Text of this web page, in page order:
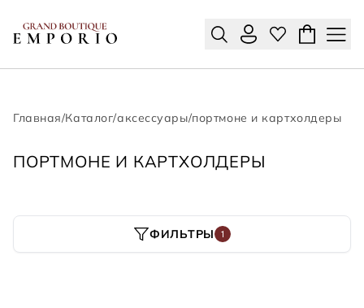
Главная/Каталог/аксессуары/портмоне и картхолдеры
ПОРТМОНЕ И КАРТХОЛДЕРЫ
ФИЛЬТРЫ 1